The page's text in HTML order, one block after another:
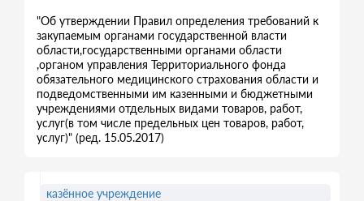
"Об утверждении Правил определения требований к
закупаемым органами государственной власти
области,государственными органами области
,органом управления Территориального фонда
обязательного медицинского страхования области и
подведомственными им казенными и бюджетными
учреждениями отдельных видами товаров, работ,
услуг(в том числе предельных цен товаров, работ,
услуг)" (ред. 15.05.2017)
казённое учреждение